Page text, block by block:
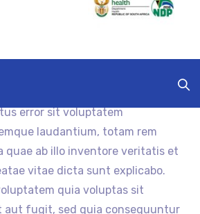
Duis aute irure dolor in
id est laborum. Sed ut perspiciatis
error sit voluptatem
laudantium, totam rem
quae ab illo inventore veritatis et
vitae dicta sunt explicabo.
quia voluptas sit
aut fugit, sed quia consequuntur